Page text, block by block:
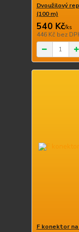
Dvoužilový
(100 m)
540 Kč/ks
446 Kč bez
F konektor na